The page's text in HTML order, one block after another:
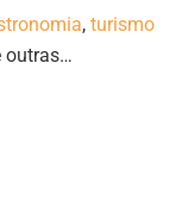
, turismo
outras…